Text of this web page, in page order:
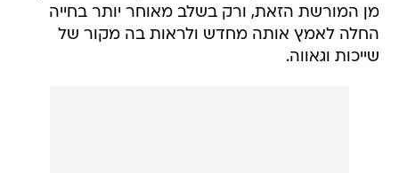
מן המורשת הזאת, ורק בשלב מאוחר יותר בחייה
החלה לאמץ אותה מחדש ולראות בה מקור של
שייכות וגאווה.